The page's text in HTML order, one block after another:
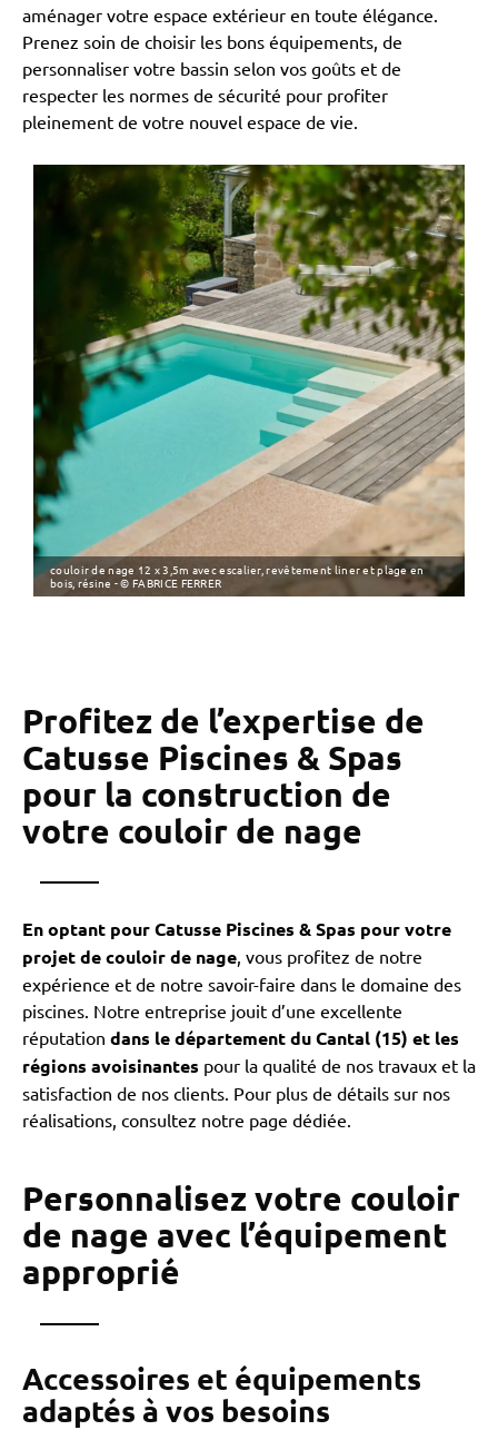
aménager votre espace extérieur en toute élégance.
Prenez soin de choisir les bons équipements, de
personnaliser votre bassin selon vos goûts et de
respecter les normes de sécurité pour profiter
pleinement de votre nouvel espace de vie.
couloir de nage 12 x 3,5m avec escalier, revêtement liner et plage en
bois, résine - © FABRICE FERRER
Profitez de l’expertise de
Catusse Piscines & Spas
pour la construction de
votre couloir de nage
En optant pour Catusse Piscines & Spas pour votre
projet de couloir de nage, vous profitez de notre
expérience et de notre savoir-faire dans le domaine des
piscines. Notre entreprise jouit d’une excellente
réputation dans le département du Cantal (15) et les
régions avoisinantes pour la qualité de nos travaux et la
satisfaction de nos clients. Pour plus de détails sur nos
réalisations, consultez notre page dédiée.
Personnalisez votre couloir
de nage avec l’équipement
approprié
Accessoires et équipements
adaptés à vos besoins